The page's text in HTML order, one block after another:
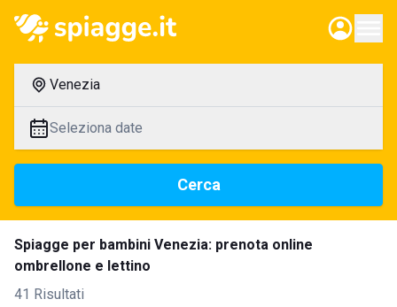
Venezia
Seleziona date
Cerca
Spiagge per bambini Venezia: prenota online
ombrellone e lettino
41 Risultati